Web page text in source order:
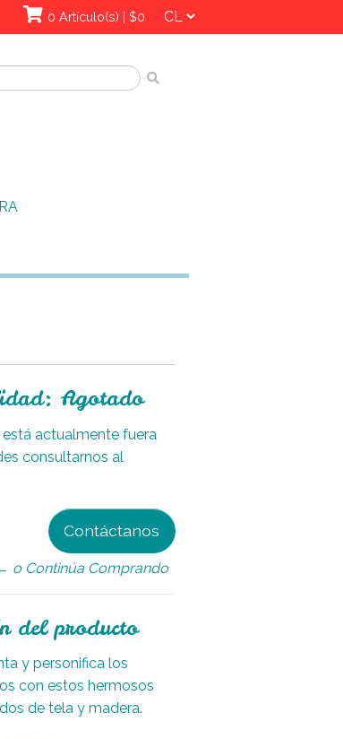
0 Artículo(s) | $0
Agotado
actualmente fuera
consultarnos al
Contáctanos
o Continúa Comprando
del producto
y personifica los
con estos hermosos
de tela y madera.